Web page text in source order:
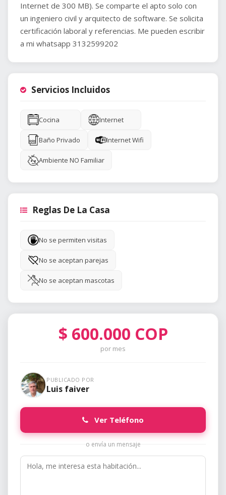
Internet de 300 MB). Se comparte el apto solo con
un ingeniero civil y arquitecto de software. Se solicita
certificación laboral y referencias. Me pueden escribir
a mi whatsapp 3132599202
Servicios Incluidos
Cocina Internet
Baño Privado Internet Wifi
Ambiente NO Familiar
Reglas De La Casa
No se permiten visitas
No se aceptan parejas
No se aceptan mascotas
$ 600.000 COP
por mes
PUBLICADO POR
Luis faiver
Ver Teléfono
o envía un mensaje